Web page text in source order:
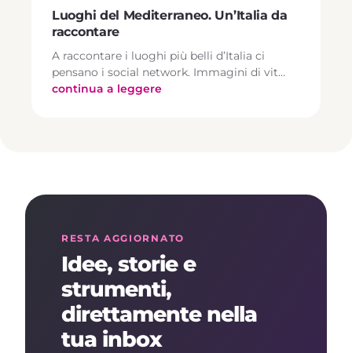
Luoghi del Mediterraneo. Un’Italia da
raccontare
A raccontare i luoghi più belli d’Italia ci
pensano i social network. Immagini di vit…
continua a leggere
RESTA AGGIORNATO
Idee, storie e
strumenti,
direttamente nella
tua inbox